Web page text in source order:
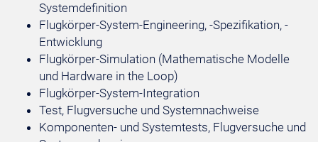
Systemdefinition
Flugkörper-System-Engineering, -Spezifikation, -
Entwicklung
Flugkörper-Simulation (Mathematische Modelle
und Hardware in the Loop)
Flugkörper-System-Integration
Test, Flugversuche und Systemnachweise
Komponenten- und Systemtests, Flugversuche und